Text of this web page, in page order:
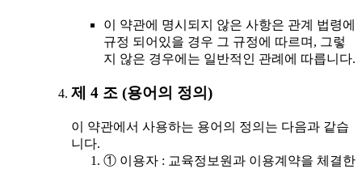
이 약관에 명시되지 않은 사항은 관계 법령에
규정 되어있을 경우 그 규정에 따르며, 그렇
지 않은 경우에는 일반적인 관례에 따릅니다.
제 4 조 (용어의 정의)
이 약관에서 사용하는 용어의 정의는 다음과 같습
니다.
① 이용자 : 교육정보원과 이용계약을 체결한